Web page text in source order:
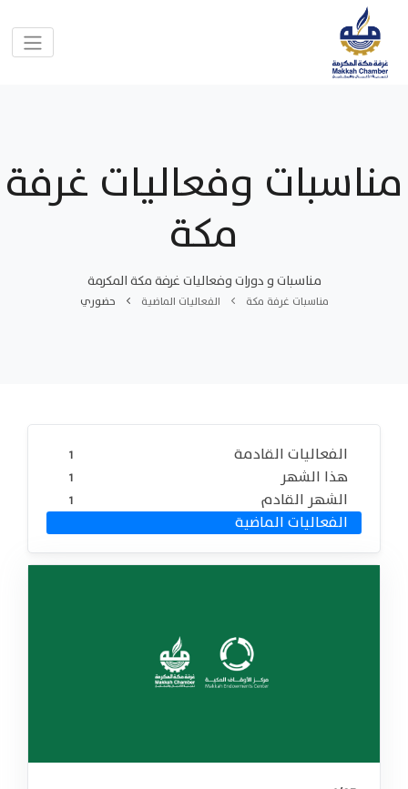
مناسبات وفعاليات غرفة
مكة
مناسبات و دورات وفعاليات غرفة مكة المكرمة
مناسبات غرفة مكة الفعاليات الماضية حضوري
الفعاليات القادمة 1
هذا الشهر 1
الشهر القادم 1
الفعاليات الماضية